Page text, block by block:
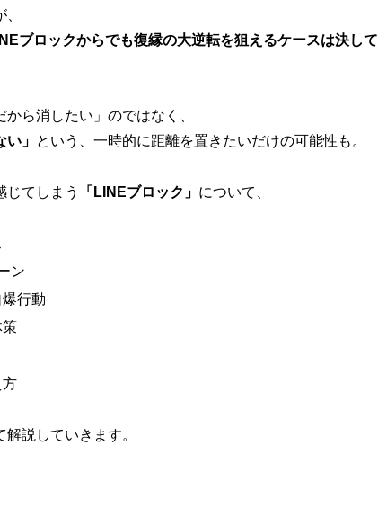
ブロックからでも復縁の大逆転を狙えるケースは決して
ら消したい」のではなく、
」 という、一時的に距離を置きたいだけの可能性も。
じてしまう 「LINEブロック」 について、
ン
行動
方
説していきます。